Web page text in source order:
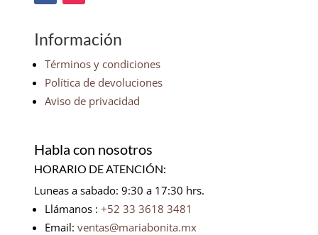
Información
Términos y condiciones
Política de devoluciones
Aviso de privacidad
Habla con nosotros
HORARIO DE ATENCIÓN:
Luneas a sabado: 9:30 a 17:30 hrs.
Llámanos : +52 33 3618 3481
Email: ventas@mariabonita.mx